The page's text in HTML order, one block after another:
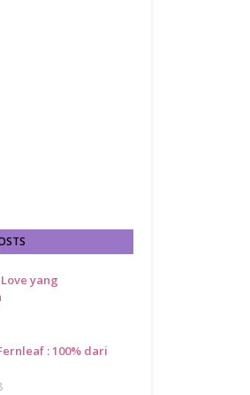
yang
: 100% dari